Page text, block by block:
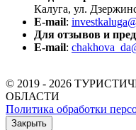
Калуга, ул.
E-mail:
Для отзывов и
E-mail:
© 2019 - 2026
ОБЛАСТИ
Политика обработки
Закрыть